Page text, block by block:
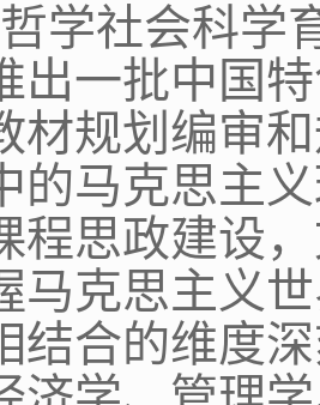
学社会科学
出一批中国
材规划编审
的马克思主
程思政建设
马克思主义
结合的维度